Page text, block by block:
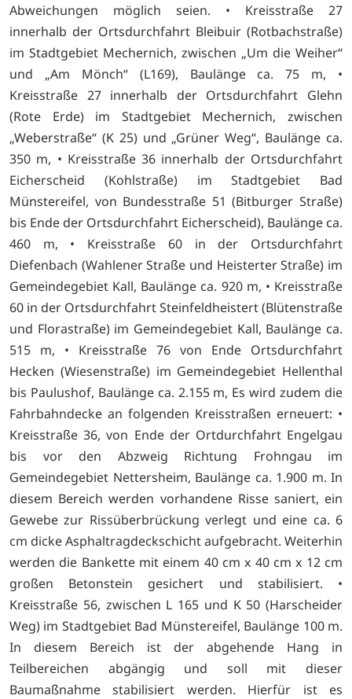
Abweichungen möglich seien. • Kreisstraße 27
innerhalb der Ortsdurchfahrt Bleibuir (Rotbachstraße)
im Stadtgebiet Mechernich, zwischen „Um die Weiher“
und „Am Mönch“ (L169), Baulänge ca. 75 m, •
Kreisstraße 27 innerhalb der Ortsdurchfahrt Glehn
(Rote Erde) im Stadtgebiet Mechernich, zwischen
„Weberstraße“ (K 25) und „Grüner Weg“, Baulänge ca.
350 m, • Kreisstraße 36 innerhalb der Ortsdurchfahrt
Eicherscheid (Kohlstraße) im Stadtgebiet Bad
Münstereifel, von Bundesstraße 51 (Bitburger Straße)
bis Ende der Ortsdurchfahrt Eicherscheid), Baulänge ca.
460 m, • Kreisstraße 60 in der Ortsdurchfahrt
Diefenbach (Wahlener Straße und Heisterter Straße) im
Gemeindegebiet Kall, Baulänge ca. 920 m, • Kreisstraße
60 in der Ortsdurchfahrt Steinfeldheistert (Blütenstraße
und Florastraße) im Gemeindegebiet Kall, Baulänge ca.
515 m, • Kreisstraße 76 von Ende Ortsdurchfahrt
Hecken (Wiesenstraße) im Gemeindegebiet Hellenthal
bis Paulushof, Baulänge ca. 2.155 m, Es wird zudem die
Fahrbahndecke an folgenden Kreisstraßen erneuert: •
Kreisstraße 36, von Ende der Ortdurchfahrt Engelgau
bis vor den Abzweig Richtung Frohngau im
Gemeindegebiet Nettersheim, Baulänge ca. 1.900 m. In
diesem Bereich werden vorhandene Risse saniert, ein
Gewebe zur Rissüberbrückung verlegt und eine ca. 6
cm dicke Asphaltragdeckschicht aufgebracht. Weiterhin
werden die Bankette mit einem 40 cm x 40 cm x 12 cm
großen Betonstein gesichert und stabilisiert. •
Kreisstraße 56, zwischen L 165 und K 50 (Harscheider
Weg) im Stadtgebiet Bad Münstereifel, Baulänge 100 m.
In diesem Bereich ist der abgehende Hang in
Teilbereichen abgängig und soll mit dieser
Baumaßnahme stabilisiert werden. Hierfür ist es